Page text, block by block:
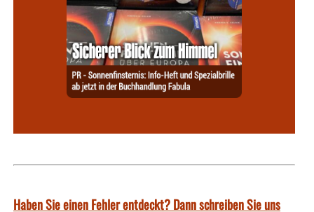
Haben Sie einen Fehler entdeckt? Dann schreiben Sie uns